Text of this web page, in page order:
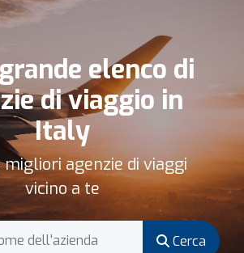
elenco di
di viaggio in
Italy
agenzie di viaggi
vicino a te
Cerca